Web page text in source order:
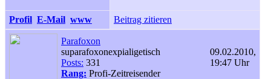
Profil E-Mail www Beitrag zitieren
Parafoxon
suparafoxonexpialigetisch
Posts: 331
Rang: Profi-Zeitreisender
09.02.2010,
19:47 Uhr